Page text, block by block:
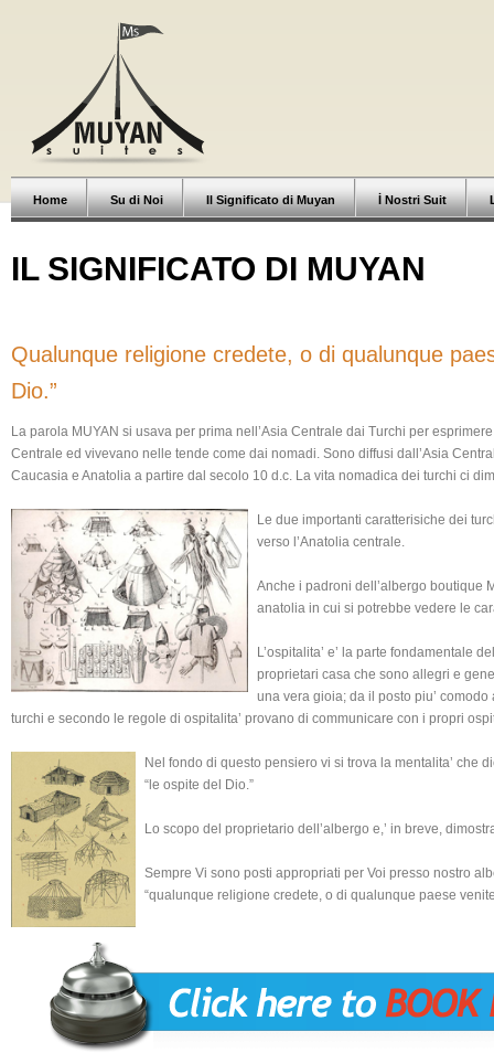
Home Su di Noi Il Significato di Muyan İ Nostri Suit
IL SIGNIFICATO DI MUYAN
Qualunque religione credete, o di qualunque
Dio.”
La parola MUYAN si usava per prima nell’Asia Centrale dai Turchi per
Centrale ed vivevano nelle tende come dai nomadi. Sono diffusi dall’Asia
Caucasia e Anatolia a partire dal secolo 10 d.c. La vita nomadica dei turchi ci
Le due importanti caratterisiche dei
verso l’Anatolia centrale.
Anche i padroni dell’albergo boutique
anatolia in cui si potrebbe vedere le
L’ospitalita’ e’ la parte fondamentale
proprietari casa che sono allegri e
una vera gioia; da il posto piu’
turchi e secondo le regole di ospitalita’ provano di communicare con i propri
Nel fondo di questo pensiero vi si trova la mentalita’
“le ospite del Dio.”
Lo scopo del proprietario dell’albergo e,’ in breve,
Sempre Vi sono posti appropriati per Voi presso nostro
“qualunque religione credete, o di qualunque paese